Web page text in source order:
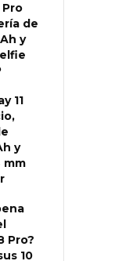
de
y
11
y
mm
Pro?
10